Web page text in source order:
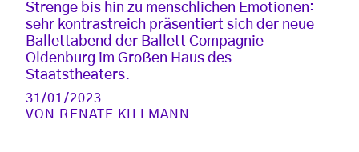
Strenge bis hin zu menschlichen Emotionen:
sehr kontrastreich präsentiert sich der neue
Ballettabend der Ballett Compagnie
Oldenburg im Großen Haus des
Staatstheaters.
31/01/2023
VON
RENATE KILLMANN